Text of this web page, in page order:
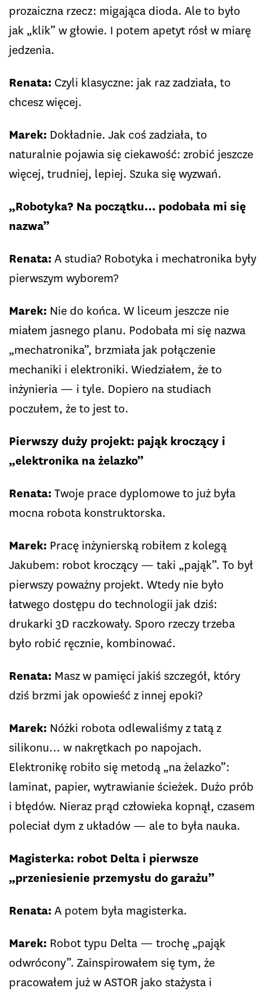
prozaiczna rzecz: migająca dioda. Ale to było
jak „klik” w głowie. I potem apetyt rósł w miarę
jedzenia.
Renata: Czyli klasyczne: jak raz zadziała, to
chcesz więcej.
Marek: Dokładnie. Jak coś zadziała, to
naturalnie pojawia się ciekawość: zrobić jeszcze
więcej, trudniej, lepiej. Szuka się wyzwań.
„Robotyka? Na początku… podobała mi się
nazwa”
Renata: A studia? Robotyka i mechatronika były
pierwszym wyborem?
Marek: Nie do końca. W liceum jeszcze nie
miałem jasnego planu. Podobała mi się nazwa
„mechatronika”, brzmiała jak połączenie
mechaniki i elektroniki. Wiedziałem, że to
inżynieria — i tyle. Dopiero na studiach
poczułem, że to jest to.
Pierwszy duży projekt: pająk kroczący i
„elektronika na żelazko”
Renata: Twoje prace dyplomowe to już była
mocna robota konstruktorska.
Marek: Pracę inżynierską robiłem z kolegą
Jakubem: robot kroczący — taki „pająk”. To był
pierwszy poważny projekt. Wtedy nie było
łatwego dostępu do technologii jak dziś:
drukarki 3D raczkowały. Sporo rzeczy trzeba
było robić ręcznie, kombinować.
Renata: Masz w pamięci jakiś szczegół, który
dziś brzmi jak opowieść z innej epoki?
Marek: Nóżki robota odlewaliśmy z tatą z
silikonu… w nakrętkach po napojach.
Elektronikę robiło się metodą „na żelazko”:
laminat, papier, wytrawianie ścieżek. Dużo prób
i błędów. Nieraz prąd człowieka kopnął, czasem
poleciał dym z układów — ale to była nauka.
Magisterka: robot Delta i pierwsze
„przeniesienie przemysłu do garażu”
Renata: A potem była magisterka.
Marek: Robot typu Delta — trochę „pająk
odwrócony”. Zainspirowałem się tym, że
pracowałem już w ASTOR jako stażysta i